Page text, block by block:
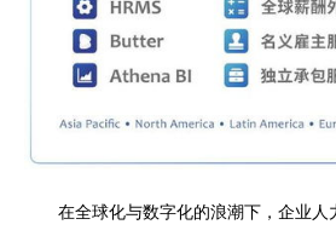
在全球化与数字化的浪潮下，企业人